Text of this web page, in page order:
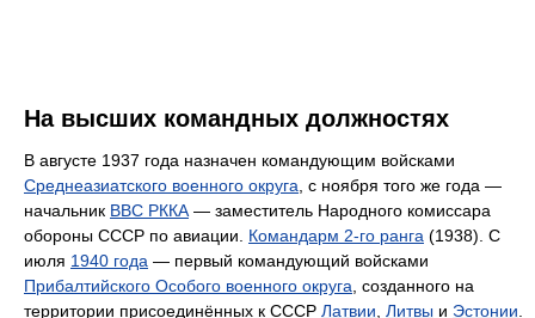
На высших командных должностях
В августе 1937 года назначен командующим войсками
Среднеазиатского военного округа , с ноября того же года —
начальник ВВС РККА — заместитель Народного комиссара
обороны СССР по авиации. Командарм 2-го ранга (1938). С
июля 1940 года — первый командующий войсками
Прибалтийского Особого военного округа , созданного на
территории присоединённых к СССР Латвии Литвы и Эстонии